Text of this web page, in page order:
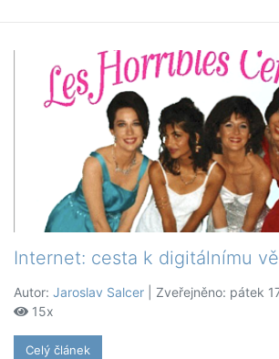
Internet: cesta k digitálnímu
Autor: Jaroslav Salcer | Zveřejněno: pátek
15x
Celý článek